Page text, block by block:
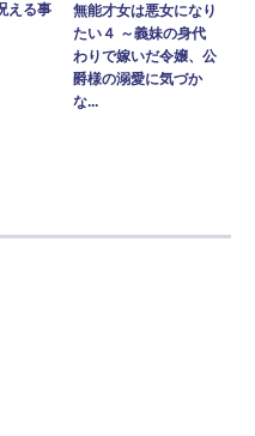
える事
無能才女は悪女になり
たい４ ～義妹の身代
わりで嫁いだ令嬢、公
爵様の溺愛に気づか
な...